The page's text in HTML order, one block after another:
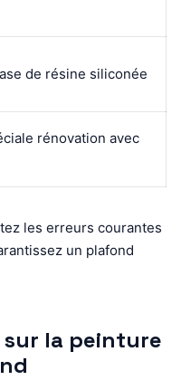
de résine siliconée
rénovation avec
les erreurs courantes
un plafond
sur la peinture